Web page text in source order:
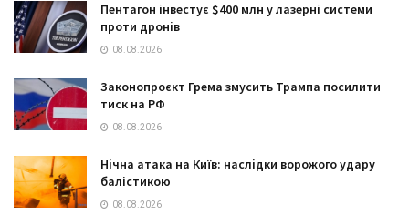
Пентагон інвестує $400 млн у лазерні системи
проти дронів
08.08.2026
Законопроєкт Грема змусить Трампа посилити
тиск на РФ
08.08.2026
Нічна атака на Київ: наслідки ворожого удару
балістикою
08.08.2026